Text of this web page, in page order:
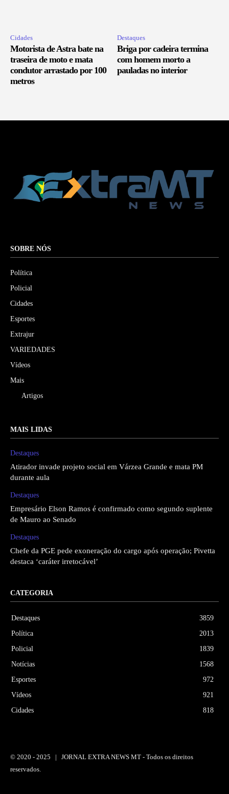
Cidades
Motorista de Astra bate na
traseira de moto e mata
condutor arrastado por 100
metros
Destaques
Briga por cadeira termina
com homem morto a
pauladas no interior
SOBRE NÓS
Política
Policial
Cidades
Esportes
Extrajur
VARIEDADES
Vídeos
Mais
Artigos
MAIS LIDAS
Destaques
Atirador invade projeto social em Várzea Grande e mata PM
durante aula
Destaques
Empresário Elson Ramos é confirmado como segundo suplente
de Mauro ao Senado
Destaques
Chefe da PGE pede exoneração do cargo após operação; Pivetta
destaca ‘caráter irretocável’
CATEGORIA
Destaques
3859
Política
2013
Policial
1839
Notícias
1568
Esportes
972
Vídeos
921
Cidades
818
© 2020 - 2025 | JORNAL EXTRA NEWS MT - Todos os direitos
reservados.